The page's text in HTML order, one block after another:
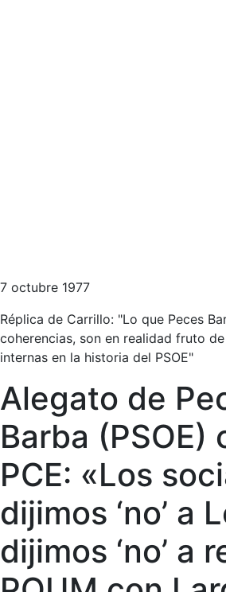
7 octubre 1977
Réplica de Carrillo: "Lo que Peces
coherencias, son en realidad fruto
internas en la historia del PSOE"
Alegato de
Barba (PSOE)
PCE: «Los
dijimos ‘no’ a
dijimos ‘no’ a